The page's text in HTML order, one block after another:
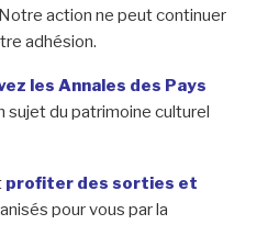
action ne peut continuer
adhésion.
les Annales des Pays
sujet du patrimoine culturel
profiter des sorties et
pour vous par la